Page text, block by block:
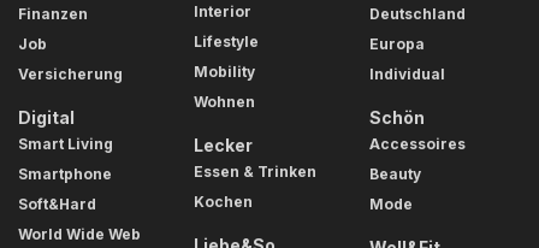
Finanzen
Job
Versicherung
Digital
Smart Living
Smartphone
Soft&Hard
World Wide Web
Interior
Lifestyle
Mobility
Wohnen
Lecker
Essen & Trinken
Kochen
Deutschland
Europa
Individual
Schön
Accessoires
Beauty
Mode